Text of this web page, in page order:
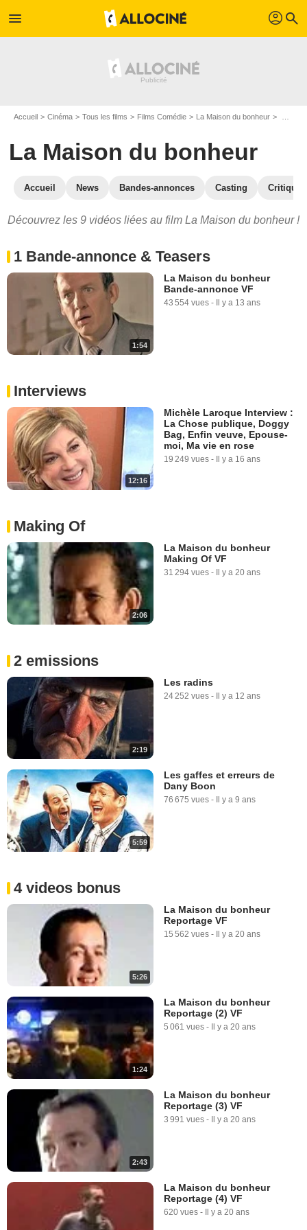
menu profil search
Accueil Cinéma Tous les films Films Comédie La Maison du bonheur
La Maison du bonheur
Accueil News Bandes-annonces Casting
Découvrez les 9 vidéos liées au film La Maison du bonheur !
1 Bande-annonce & Teasers
1:54
La Maison du bonheur
Bande-annonce VF
43 554 vues - Il y a 13 ans
Interviews
12:16
Michèle Laroque Interview :
La Chose publique, Doggy
Bag, Enfin veuve, Epouse-
moi, Ma vie en rose
19 249 vues - Il y a 16 ans
Making Of
2:06
La Maison du bonheur
Making Of VF
31 294 vues - Il y a 20 ans
2 emissions
2:19
Les radins
24 252 vues - Il y a 12 ans
5:59
Les gaffes et erreurs de
Dany Boon
76 675 vues - Il y a 9 ans
4 videos bonus
5:26
La Maison du bonheur
Reportage VF
15 562 vues - Il y a 20 ans
1:24
La Maison du bonheur
Reportage (2) VF
5 061 vues - Il y a 20 ans
2:43
La Maison du bonheur
Reportage (3) VF
3 991 vues - Il y a 20 ans
La Maison du bonheur
Reportage (4) VF
620 vues - Il y a 20 ans